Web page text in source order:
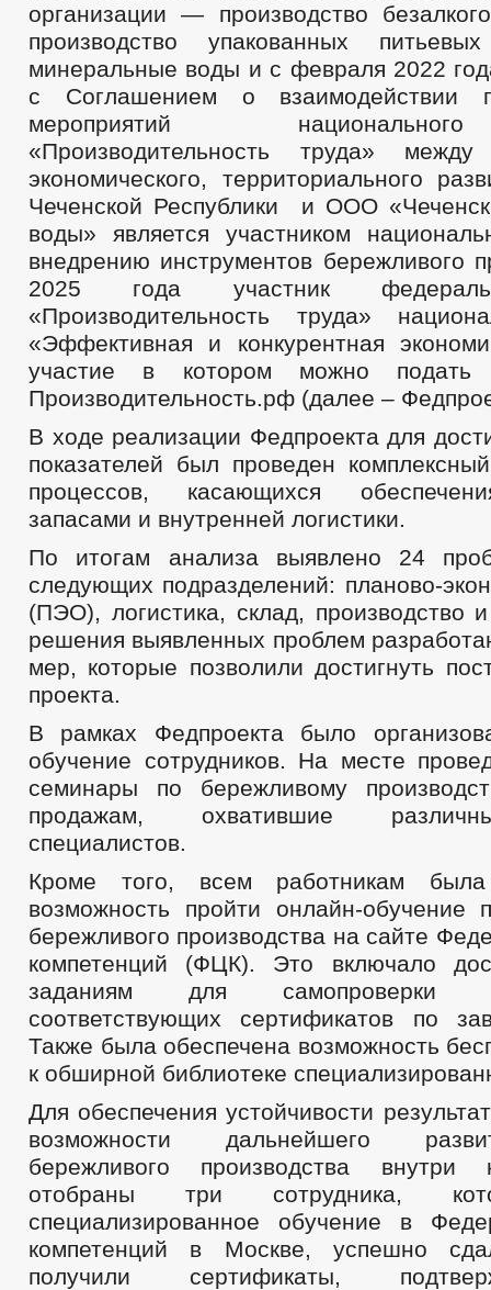
организации — производство
производство упакованных
минеральные воды и с февраля 2022
с Соглашением о взаимодействии
мероприятий
«Производительность труда» между
экономического, территориального
Чеченской Республики и ООО
воды» является участником
внедрению инструментов бережливого
2025 года участник
«Производительность труда»
«Эффективная и конкурентная
участие в котором можно подать
Производительность.рф (далее –
В ходе реализации Федпроекта для
показателей был проведен
процессов, касающихся
запасами и внутренней логистики.
По итогам анализа выявлено 24
следующих подразделений: планово-
(ПЭО), логистика, склад, производство
решения выявленных проблем
мер, которые позволили достигнуть
проекта.
В рамках Федпроекта было
обучение сотрудников. На месте
семинары по бережливому
продажам, охватившие
специалистов.
Кроме того, всем работникам была
возможность пройти онлайн-обучение
бережливого производства на сайте
компетенций (ФЦК). Это включало
заданиям для самопроверки
соответствующих сертификатов по
Также была обеспечена возможность
к обширной библиотеке
Для обеспечения устойчивости
возможности дальнейшего
бережливого производства внутри
отобраны три сотрудника,
специализированное обучение в
компетенций в Москве, успешно
получили сертификаты,